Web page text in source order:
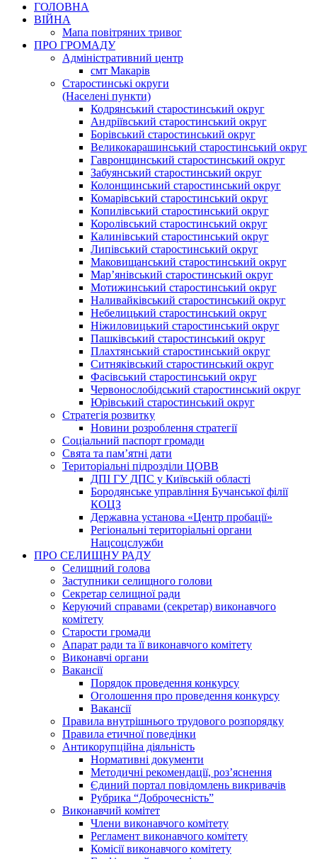
ГОЛОВНА
ВІЙНА
Мапа повітряних тривог
ПРО ГРОМАДУ
Aдміністративний центр
смт Макарів
Старостинські округи
(Населені пункти)
Кодрянський старостинський округ
Андріївський старостинський округ
Борівський старостинський округ
Великокарашинський старостинський округ
Гавронщинський старостинський округ
Забуянський старостинський округ
Колонщинський старостинський округ
Комарівський старостинський округ
Копилівський старостинський округ
Королівський старостинський округ
Калинівський старостинський округ
Липівський старостинський округ
Маковищанський старостинський округ
Мар’янівський старостинський округ
Мотижинський старостинський округ
Наливайківський старостинський округ
Небелицький старостинський округ
Ніжиловицький старостинський округ
Пашківський старостинський округ
Плахтянський старостинський округ
Ситняківський старостинський округ
Фасівський старостинський округ
Червонослобідський старостинський округ
Юрівський старостинський округ
Стратегія розвитку
Новини розроблення стратегії
Соціальний паспорт громади
Свята та пам’ятні дати
Територіальні підрозділи ЦОВВ
ДПІ ГУ ДПС у Київській області
Бородянське управління Бучанської філії
КОЦЗ
Державна установа «Центр пробації»
Регіональні територіальні органи
Нацсоцслужби
ПРО СЕЛИЩНУ РАДУ
Селищний голова
Заступники селищного голови
Секретар селищної ради
Керуючий справами (секретар) виконавчого
комітету
Старости громади
Апарат ради та її виконавчого комітету
Виконавчі органи
Вакансії
Порядок проведення конкурсу
Оголошення про проведення конкурсу
Вакансії
Правила внутрішнього трудового розпорядку
Правила етичної поведінки
Антикорупційна діяльність
Нормативні документи
Методичні рекомендації, роз’яснення
Єдиний портал повідомлень викривачів
Рубрика “Доброчесність”
Виконавчий комітет
Члени виконавчого комітету
Регламент виконавчого комітету
Комісії виконавчого комітету